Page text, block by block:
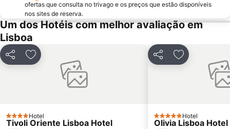
Fundaçao Champalimaud
Alvalade
Praça do Rossio
Gare do Oriente
Centro Colombo
Estádio José Alvalade
Wonderland Lisboa
Praça do Comércio
ofertas que consulta no trivago e os preços que estão disponíveis
nos sites de reserva.
Um dos Hotéis com melhor avaliação em
Lisboa
PartilharAdicionar aos favoritos
4 Estrelas
Hotel
Tivoli Oriente Lisboa Hotel
PartilharAdicionar
5 EstrelasHotel
Olivia Lisboa